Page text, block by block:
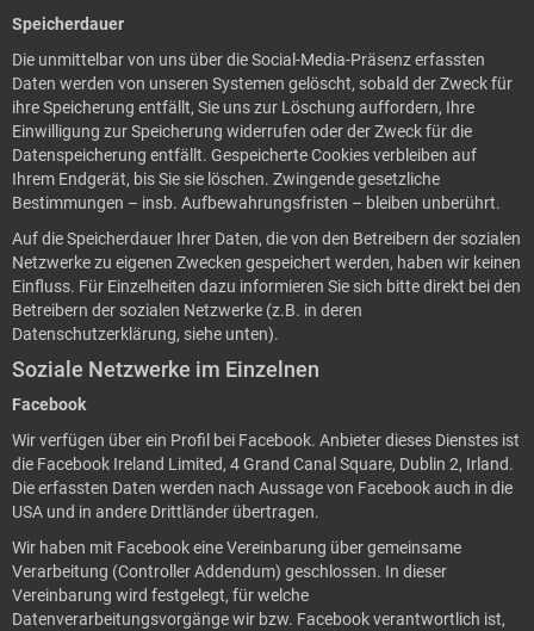
Speicherdauer
Die unmittelbar von uns über die Social-Media-Präsenz erfassten
Daten werden von unseren Systemen gelöscht, sobald der Zweck für
ihre Speicherung entfällt, Sie uns zur Löschung auffordern, Ihre
Einwilligung zur Speicherung widerrufen oder der Zweck für die
Datenspeicherung entfällt. Gespeicherte Cookies verbleiben auf
Ihrem Endgerät, bis Sie sie löschen. Zwingende gesetzliche
Bestimmungen – insb. Aufbewahrungsfristen – bleiben unberührt.
Auf die Speicherdauer Ihrer Daten, die von den Betreibern der sozialen
Netzwerke zu eigenen Zwecken gespeichert werden, haben wir keinen
Einfluss. Für Einzelheiten dazu informieren Sie sich bitte direkt bei den
Betreibern der sozialen Netzwerke (z.B. in deren
Datenschutzerklärung, siehe unten).
Soziale Netzwerke im Einzelnen
Facebook
Wir verfügen über ein Profil bei Facebook. Anbieter dieses Dienstes ist
die Facebook Ireland Limited, 4 Grand Canal Square, Dublin 2, Irland.
Die erfassten Daten werden nach Aussage von Facebook auch in die
USA und in andere Drittländer übertragen.
Wir haben mit Facebook eine Vereinbarung über gemeinsame
Verarbeitung (Controller Addendum) geschlossen. In dieser
Vereinbarung wird festgelegt, für welche
Datenverarbeitungsvorgänge wir bzw. Facebook verantwortlich ist,